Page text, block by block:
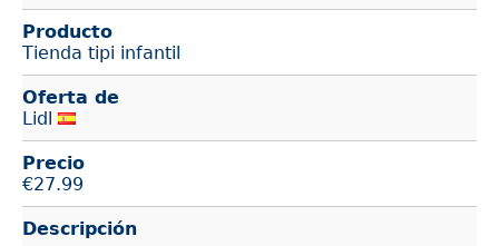
Producto
Tienda tipi infantil
Oferta de
Lidl
Precio
€27.99
Descripción